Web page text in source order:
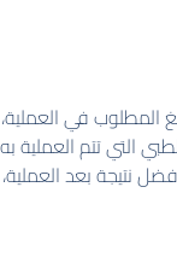
في
التي تتم العملية
نتيجة بعد